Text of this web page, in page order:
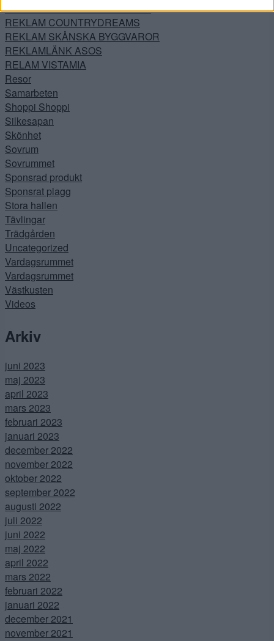
REKLAM BOENDE BÖDA SAND
REKLAM COUNTRYDREAMS
REKLAM SKÅNSKA BYGGVAROR
REKLAMLÄNK ASOS
RELAM VISTAMIA
Resor
Samarbeten
Shoppi Shoppi
Silkesapan
Skönhet
Sovrum
Sovrummet
Sponsrad produkt
Sponsrat plagg
Stora hallen
Tävlingar
Trädgården
Uncategorized
Vardagsrummet
Vardagsrummet
Västkusten
Videos
Arkiv
juni 2023
maj 2023
april 2023
mars 2023
februari 2023
januari 2023
december 2022
november 2022
oktober 2022
september 2022
augusti 2022
juli 2022
juni 2022
maj 2022
april 2022
mars 2022
februari 2022
januari 2022
december 2021
november 2021